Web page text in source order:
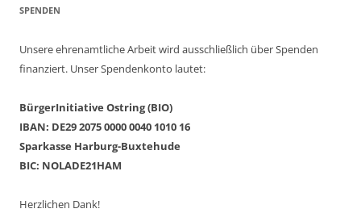
SPENDEN
Unsere ehrenamtliche Arbeit wird ausschließlich über Spenden
finanziert. Unser Spendenkonto lautet:
BürgerInitiative Ostring (BIO)
IBAN: DE29 2075 0000 0040 1010 16
Sparkasse Harburg-Buxtehude
BIC: NOLADE21HAM
Herzlichen Dank!